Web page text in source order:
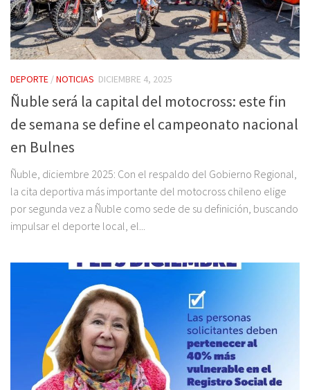
DEPORTE /NOTICIAS DICIEMBRE 4, 2025
Ñuble será la capital del motocross: este fin
de semana se define el campeonato nacional
en Bulnes
Ñuble, diciembre 2025: Con el respaldo del Gobierno Regional,
la cita deportiva más importante del motocross chileno elige
por segunda vez a Ñuble como sede de su definición, buscando
impulsar el deporte local, el...